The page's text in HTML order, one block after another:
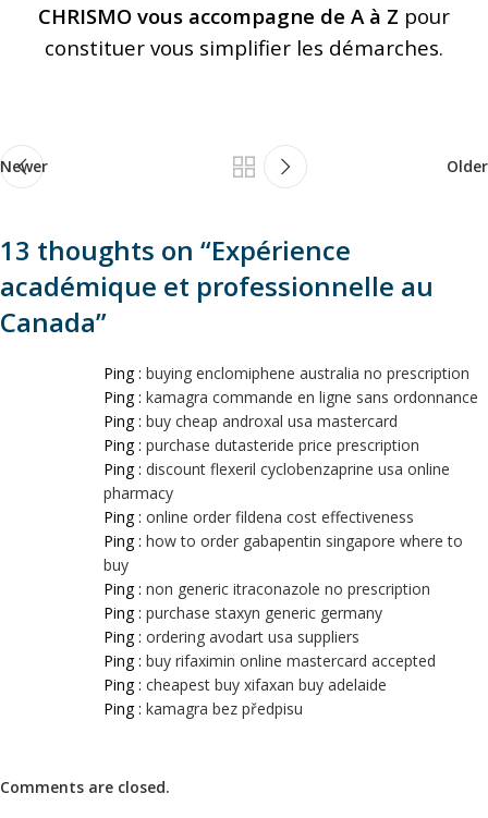
CHRISMO vous accompagne de A à Z pour
constituer vous simplifier les démarches.
Newer Older
13 thoughts on “Expérience
académique et professionnelle au
Canada”
Ping : buying enclomiphene australia no prescription
Ping : kamagra commande en ligne sans ordonnance
Ping : buy cheap androxal usa mastercard
Ping : purchase dutasteride price prescription
Ping : discount flexeril cyclobenzaprine usa online
pharmacy
Ping : online order fildena cost effectiveness
Ping : how to order gabapentin singapore where to
buy
Ping : non generic itraconazole no prescription
Ping : purchase staxyn generic germany
Ping : ordering avodart usa suppliers
Ping : buy rifaximin online mastercard accepted
Ping : cheapest buy xifaxan buy adelaide
Ping : kamagra bez předpisu
Comments are closed.